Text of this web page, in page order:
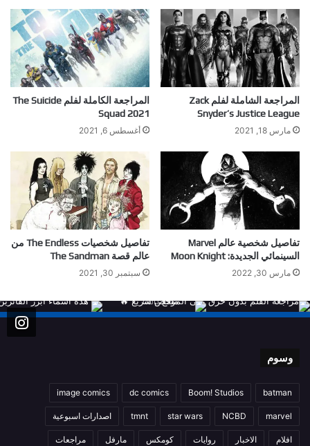
المراجعة الشاملة لفلم Zack
Snyder’s Justice League
مارس 18, 2021
المراجعة الكاملة لفلم The Suicide
Squad 2021
أغسطس 6, 2021
تفاصيل شخصية عالم Marvel
السينمائي الجديدة: Moon Knight
مارس 30, 2022
تفاصيل شخصيات The Endless من
عالم قصة The Sandman
سبتمبر 30, 2021
وسوم
batman
Boom! Studios
dc comics
image comics
marvel
NCBD
star wars
tmnt اصدارات اسبوعية
افلام الاخبار روايات كومكس مارفل مراجعات